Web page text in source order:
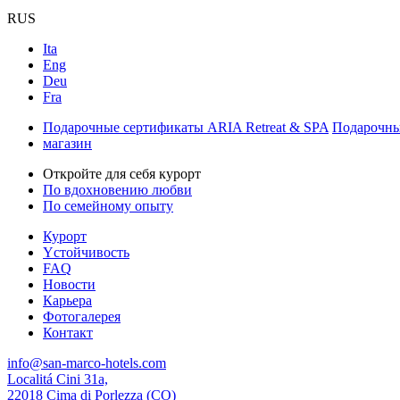
RUS
Ita
Eng
Deu
Fra
Подарочные сертификаты ARIA Retreat & SPA
магазин
Откройте для себя курорт
По вдохновению любви
По семейному опыту
Курорт
Yстойчивость
FAQ
Новости
Карьера
Фотогалерея
Контакт
info@san-marco-hotels.com
Localitá Cini 31a,
22018 Cima di Porlezza (CO)